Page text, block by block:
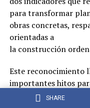
SHARE
para transformar
obras concretas,
orientadas a
la construcción
Este reconocimiento
importantes hitos
recientemente la